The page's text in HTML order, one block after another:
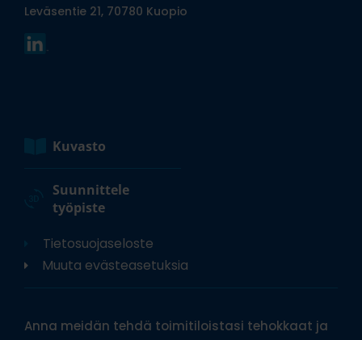
Leväsentie 21, 70780 Kuopio
Kuvasto
Suunnittele
työpiste
Tietosuojaseloste
Muuta evästeasetuksia
Anna meidän tehdä toimitiloistasi tehokkaat ja